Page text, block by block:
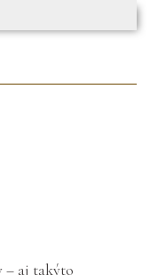
– aj takýto